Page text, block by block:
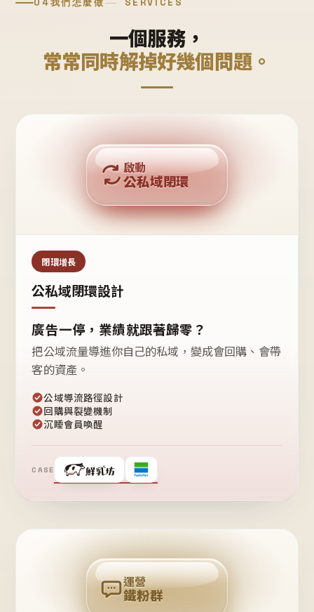
04我們怎麼做 SERVICES
一個服務，
常常同時解掉好幾個問題。
公域流量
私域鐵粉
回購複利
啟動
公私域閉環
閉環增長
公私域閉環設計
廣告一停，業績就跟著歸零？
把公域流量導進你自己的私域，變成會回購、會帶
客的資產。
公域導流路徑設計
回購與裂變機制
沉睡會員喚醒
CASE
❤
粉
回
購
運營
鐵粉群